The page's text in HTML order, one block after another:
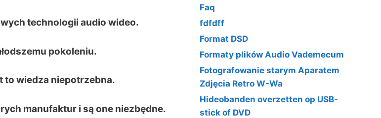
technologii audio wideo.
pokoleniu.
to wiedza niepotrzebna.
manufaktur i są one niezbędne.
Faq
fdfdff
Format DSD
Formaty plików Audio Vademecum
Fotografowanie starym Aparatem
Zdjęcia Retro W-Wa
Hideobanden overzetten op USB-
stick of DVD